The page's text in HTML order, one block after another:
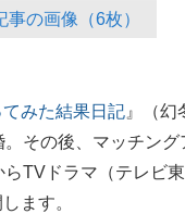
もっと見
事の画像（6枚）
みた結果日記 』（幻
その後、マッチン
TVドラマ（テレビ
ます。